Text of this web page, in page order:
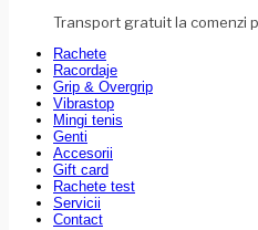
Transport gratuit la comenzi
Rachete
Racordaje
Grip & Overgrip
Vibrastop
Mingi tenis
Genti
Accesorii
Gift card
Rachete test
Servicii
Contact